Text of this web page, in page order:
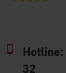
Hotline:
32